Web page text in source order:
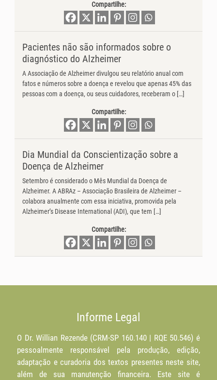
Compartilhe:
Pacientes não são informados sobre o
diagnóstico do Alzheimer
A Associação de Alzheimer divulgou seu relatório anual com
fatos e números sobre a doença e revelou que apenas 45% das
pessoas com a doença, ou seus cuidadores, receberam o […]
Compartilhe:
Dia Mundial da Conscientização sobre a
Doença de Alzheimer
Setembro é considerado o Mês Mundial da Doença de
Alzheimer. A ABRAz – Associação Brasileira de Alzheimer –
colabora anualmente com essa iniciativa, promovida pela
Alzheimer’s Disease International (ADI), que tem […]
Compartilhe:
Informe Legal
O Dr. Willian Rezende (CRM-SP 160.140 | RQE 50.546) é
pessoalmente responsável pela produção, edição,
adaptação e curadoria dos textos presentes neste site,
além de sua manutenção financeira. Este site é